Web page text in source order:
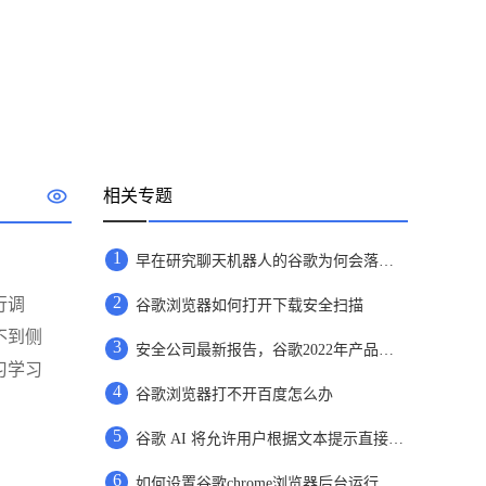
调
到侧
学习
相关专题
1 早在研究聊天机器人的谷歌为何会落败于微软
2 谷歌浏览器如何打开下载安全扫描
3 安全公司最新报告，谷歌2022年产品存在漏洞排名第一
4 谷歌浏览器打不开百度怎么办
5 谷歌 AI 将允许用户根据文本提示直接创建图片
6